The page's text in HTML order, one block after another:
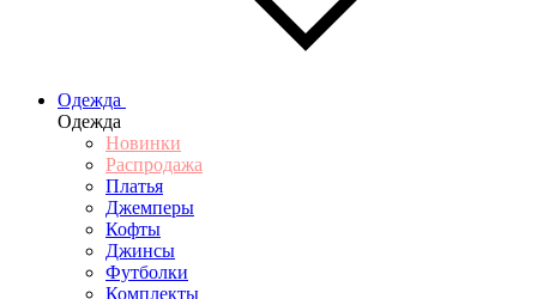
Одежда
Одежда
Новинки
Распродажа
Платья
Джемперы
Кофты
Джинсы
Футболки
Комплекты